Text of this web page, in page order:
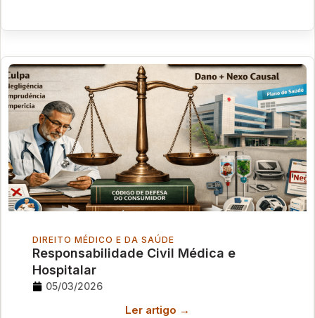
DIREITO MÉDICO E DA SAÚDE
Responsabilidade Civil Médica e
Hospitalar
05/03/2026
Ler artigo →